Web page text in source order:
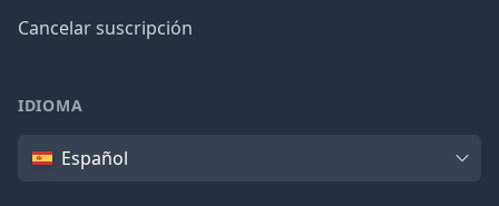
Cancelar suscripción
IDIOMA
IdiomaEspañol